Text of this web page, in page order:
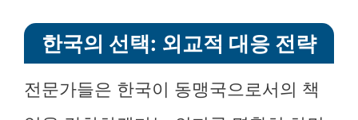
한국의 선택: 외교적 대응 전략
전문가들은 한국이 동맹국으로서의 책